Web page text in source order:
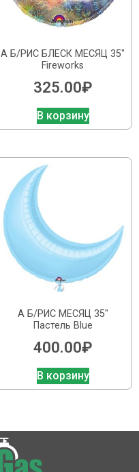
А Б/РИС БЛЕСК МЕСЯЦ 35″
Fireworks
325.00₽
В корзину
А Б/РИС МЕСЯЦ 35″
Пастель Blue
400.00₽
В корзину